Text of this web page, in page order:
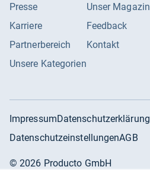
Presse
Karriere
Partnerbereich
Unsere Kategorien
Unser Magazin
Feedback
Kontakt
ImpressumDatenschutzerklärung
DatenschutzeinstellungenAGB
©2026 Producto GmbH